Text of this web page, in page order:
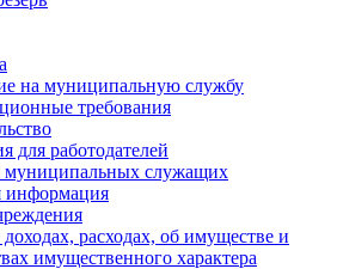
на муниципальную службу
требования
для работодателей
муниципальных служащих
информация
расходах, об имуществе и
имущественного характера